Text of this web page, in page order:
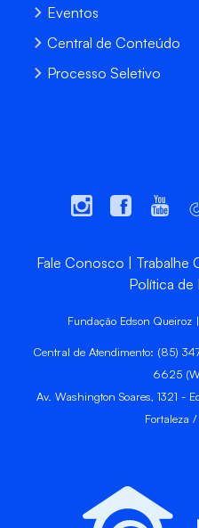
Eventos
Central de Conteúdo
Processo Seletivo
Fale Conosco Trabalhe
Política de
Fundação Edson Queiroz
Central de Atendimento: (85)
6625
Av. Washington Soares, 1321 -
Fortaleza